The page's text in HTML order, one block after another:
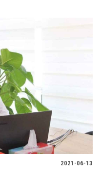
2021-06-13